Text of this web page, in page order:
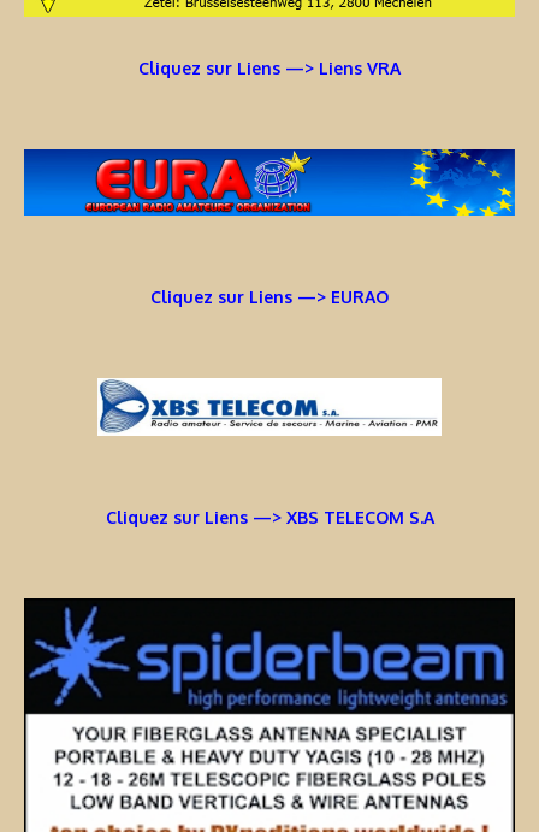
Cliquez sur Liens —> Liens VRA
Cliquez sur Liens —> EURAO
Cliquez sur Liens —> XBS TELECOM S.A